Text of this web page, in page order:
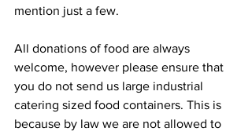
mention just a few.
All donations of food are always
welcome, however please ensure that
you do not send us large industrial
catering sized food containers. This is
because by law we are not allowed to